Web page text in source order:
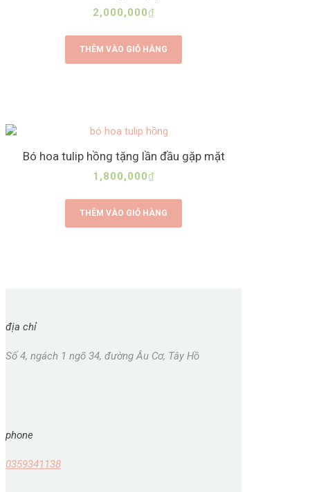
2,000,000₫
THÊM VÀO GIỎ HÀNG
Bó hoa tulip hồng tặng lần đầu gặp mặt
1,800,000₫
THÊM VÀO GIỎ HÀNG
địa chỉ
Số 4, ngách 1 ngõ 34, đường Âu Cơ, Tây Hồ
phone
0359341138